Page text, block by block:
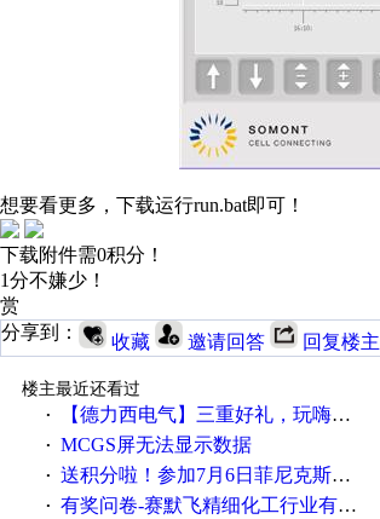
想要看更多，下载运行run.bat即可！
下载附件需0积分！
1分不嫌少！
赏
分享到：
收藏 邀请回答 回复楼主
楼主最近还看过
·
【德力西电气】三重好礼，玩嗨夏日！
· MCGS屏无法显示数据
· 送积分啦！参加7月6日菲尼克斯在线研讨会即得
· 有奖问卷-赛默飞精细化工行业有奖调查来袭！